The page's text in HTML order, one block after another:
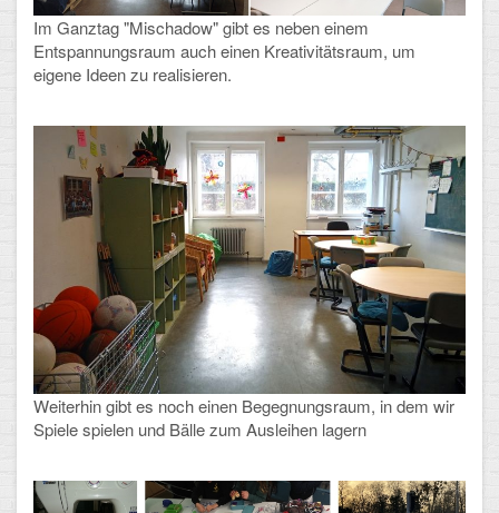
Im Ganztag "Mischadow" gibt es neben einem
Entspannungsraum auch einen Kreativitätsraum, um
eigene Ideen zu realisieren.
Weiterhin gibt es noch einen Begegnungsraum, in dem wir
Spiele spielen und Bälle zum Ausleihen lagern